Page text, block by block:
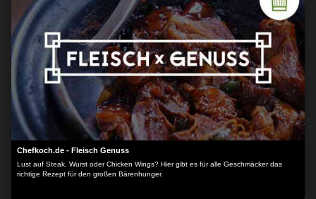
Chefkoch.de - Fleisch Genuss
Lust auf Steak, Wurst oder Chicken Wings? Hier gibt es für alle Geschmäcker das
richtige Rezept für den großen Bärenhunger.